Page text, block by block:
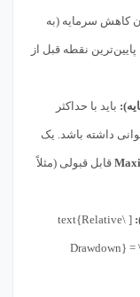
کاهش سرمایه (به
نقطه قبل از
باید با حداکثر
داشته باشد. یک
قابل قبولی (مثلاً
[ \text{Relative
Drawdown}